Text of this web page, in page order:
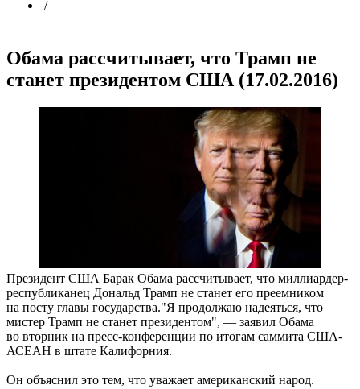
/
Обама рассчитывает, что Трамп не
станет президентом США (17.02.2016)
Президент США Барак Обама рассчитывает, что миллиардер-
республиканец Дональд Трамп не станет его преемником
на посту главы государства."Я продолжаю надеяться, что
мистер Трамп не станет президентом", — заявил Обама
во вторник на пресс-конференции по итогам саммита США-
АСЕАН в штате Калифорния.
Он объяснил это тем, что уважает американский народ.